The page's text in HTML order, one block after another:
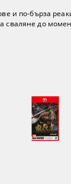
и по-бърза
сваляне до